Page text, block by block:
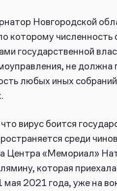
Новгородской
которому численность
государственной
не должна
любых иных
вирус боится
среди
Центра «Мемориал»
которая приехала
мая 2021 года, уже на